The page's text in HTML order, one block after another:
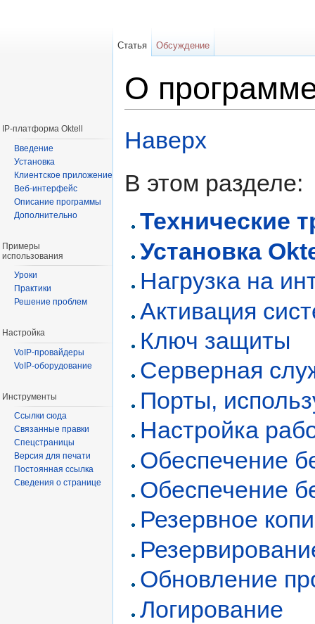
О
Наверх
В этом разделе:
Технические
Установка
Нагрузка на
Активация
Ключ защиты
Серверная
Порты,
Настройка
Обеспечение
Обеспечение
Резервное
Обновление
Логирование
Статья Обсуждение
IP-платформа Oktell
Введение
Установка
Клиентское приложение
Веб-интерфейс
Описание программы
Дополнительно
Примеры
использования
Уроки
Практики
Решение проблем
Настройка
VoIP-провайдеры
VoIP-оборудование
Инструменты
Ссылки сюда
Связанные правки
Спецстраницы
Версия для печати
Постоянная ссылка
Сведения о странице